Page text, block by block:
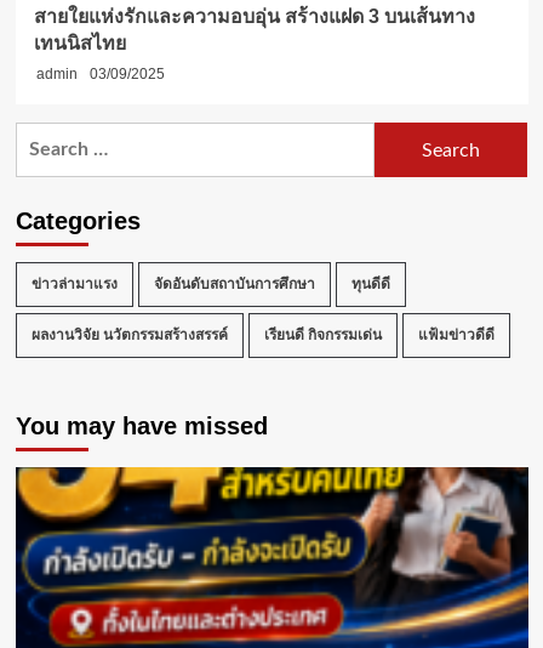
สายใยแห่งรักและความอบอุ่น สร้างแฝด 3 บนเส้นทาง
เทนนิสไทย
admin 03/09/2025
Categories
ข่าวล่ามาแรง จัดอันดับสถาบันการศึกษา ทุนดีดี
ผลงานวิจัย นวัตกรรมสร้างสรรค์ เรียนดี กิจกรรมเด่น แฟ้มข่าวดีดี
You may have missed